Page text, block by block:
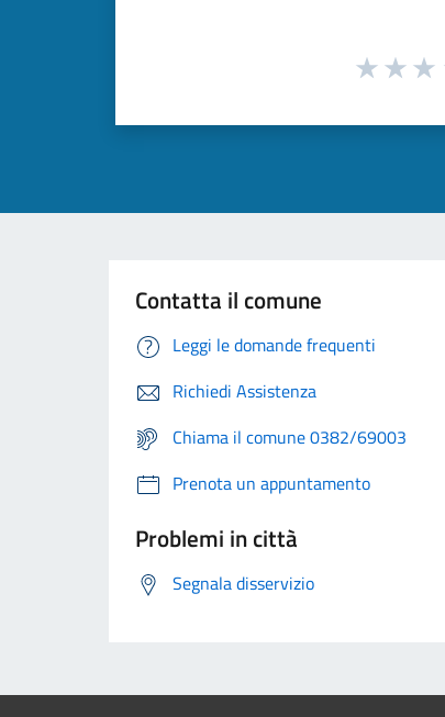
Contatta il comune
Leggi le domande frequenti
Richiedi Assistenza
Chiama il comune 0382/69003
Prenota un appuntamento
Problemi in città
Segnala disservizio